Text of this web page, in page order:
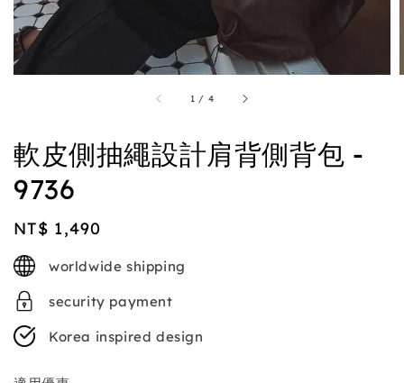
1 / 4
軟皮側抽繩設計肩背側背包 -
9736
Regular
price
NT$ 1,490
worldwide shipping
security payment
Korea inspired design